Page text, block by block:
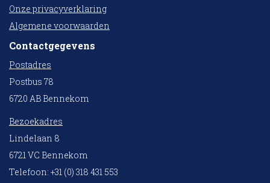
Onze privacyverklaring
Algemene voorwaarden
Contactgegevens
Postadres
Postbus 78
6720 AB Bennekom
Bezoekadres
Lindelaan 8
6721 VC Bennekom
Telefoon: +31 (0) 318 431 553